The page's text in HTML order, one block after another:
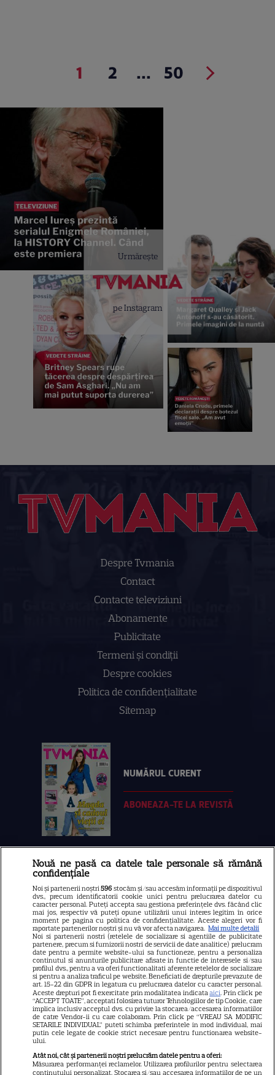
1 2 ... 50
Urmărește
pe Instagram
Despre Tvmania
Contact
Contacte televiziuni
Abonamente
Publicitate
Termeni și condiții
Despre cookies
Politica de confidenţialitate
Sitemap
NUMĂRUL CURENT
ABONEAZA-TE LA REVISTĂ
Libertatea
Libertatea pentru femei
GSP
Știri mondene
Avantaje
Elle
Unica
Retete practice
URMĂREȘTE-NE PE
Nouă ne pasă ca datele tale personale să rămână
confidențiale
Noi și partenerii noștri596 stocăm și/sau accesăm informații pe dispozitivul
dvs., precum identificatorii cookie unici pentru prelucrarea datelor cu
caracter personal. Puteți accepta sau gestiona preferințele dvs. făcând clic
mai jos, respectiv vă puteți opune utilizării unui interes legitim în orice
moment pe pagina cu politica de confidențialitate. Aceste alegeri vor fi
raportate partenerilor noștri și nu vă vor afecta navigarea. Mai multe detalii
Noi si partenerii nostri (retelele de socializare si agentiile de publicitate
partenere, precum si furnizorii nostri de servicii de date analitice) prelucram
date pentru a permite website-ului sa functioneze, pentru a personaliza
continutul si anunturile publicitare afisate in functie de interesele si/sau
profilul dvs., pentru a va oferi functionalitati aferente retelelor de socializare
si pentru a analiza traficul pe website. Beneficiati de drepturile prevazute de
art. 15-22 din GDPR in legatura cu prelucrarea datelor cu caracter personal.
Aceste drepturi pot fi exercitate prin modalitatea indicataaici. Prin click pe
“ACCEPT TOATE”, acceptati folosirea tuturor Tehnologiilor de tip Cookie, care
implica inclusiv acceptul dvs. cu privire la stocarea/accesarea informatiilor
de catre Vendor-ii cu care colaboram. Prin click pe “VREAU SA MODIFIC
SETARILE INDIVIDUAL” puteti schimba preferintele in mod individual, mai
putin cele legate de cookie strict necesare pentru functionarea website-
ului.
Atât noi, cât și partenerii noștri prelucrăm datele pentru a oferi:
Măsurarea performanței reclamelor. Utilizarea profilurilor pentru selectarea
conținutului personalizat. Stocarea și/sau accesarea informațiilor de pe un